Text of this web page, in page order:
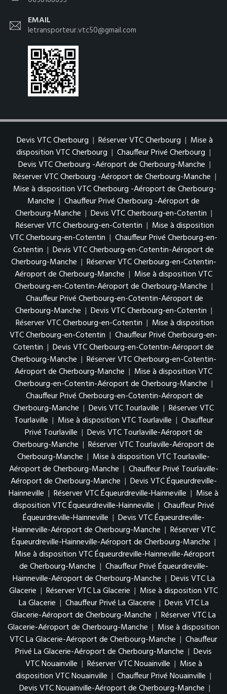
EMAIL
letransporteur.vtc50@gmail.com
Devis VTC Cherbourg | Réserver VTC Cherbourg | Mise à
disposition VTC Cherbourg | Chauffeur Privé Cherbourg |
Devis VTC Cherbourg -Aéroport de Cherbourg-Manche |
Réserver VTC Cherbourg -Aéroport de Cherbourg-Manche |
Mise à disposition VTC Cherbourg -Aéroport de Cherbourg-
Manche | Chauffeur Privé Cherbourg -Aéroport de
Cherbourg-Manche | Devis VTC Cherbourg-en-Cotentin |
Réserver VTC Cherbourg-en-Cotentin | Mise à disposition
VTC Cherbourg-en-Cotentin | Chauffeur Privé Cherbourg-en-
Cotentin | Devis VTC Cherbourg-en-Cotentin-Aéroport de
Cherbourg-Manche | Réserver VTC Cherbourg-en-Cotentin-
Aéroport de Cherbourg-Manche | Mise à disposition VTC
Cherbourg-en-Cotentin-Aéroport de Cherbourg-Manche |
Chauffeur Privé Cherbourg-en-Cotentin-Aéroport de
Cherbourg-Manche | Devis VTC Cherbourg-en-Cotentin |
Réserver VTC Cherbourg-en-Cotentin | Mise à disposition
VTC Cherbourg-en-Cotentin | Chauffeur Privé Cherbourg-en-
Cotentin | Devis VTC Cherbourg-en-Cotentin-Aéroport de
Cherbourg-Manche | Réserver VTC Cherbourg-en-Cotentin-
Aéroport de Cherbourg-Manche | Mise à disposition VTC
Cherbourg-en-Cotentin-Aéroport de Cherbourg-Manche |
Chauffeur Privé Cherbourg-en-Cotentin-Aéroport de
Cherbourg-Manche | Devis VTC Tourlaville | Réserver VTC
Tourlaville | Mise à disposition VTC Tourlaville | Chauffeur
Privé Tourlaville | Devis VTC Tourlaville-Aéroport de
Cherbourg-Manche | Réserver VTC Tourlaville-Aéroport de
Cherbourg-Manche | Mise à disposition VTC Tourlaville-
Aéroport de Cherbourg-Manche | Chauffeur Privé Tourlaville-
Aéroport de Cherbourg-Manche | Devis VTC Équeurdreville-
Hainneville | Réserver VTC Équeurdreville-Hainneville | Mise à
disposition VTC Équeurdreville-Hainneville | Chauffeur Privé
Équeurdreville-Hainneville | Devis VTC Équeurdreville-
Hainneville-Aéroport de Cherbourg-Manche | Réserver VTC
Équeurdreville-Hainneville-Aéroport de Cherbourg-Manche |
Mise à disposition VTC Équeurdreville-Hainneville-Aéroport
de Cherbourg-Manche | Chauffeur Privé Équeurdreville-
Hainneville-Aéroport de Cherbourg-Manche | Devis VTC La
Glacerie | Réserver VTC La Glacerie | Mise à disposition VTC
La Glacerie | Chauffeur Privé La Glacerie | Devis VTC La
Glacerie-Aéroport de Cherbourg-Manche | Réserver VTC La
Glacerie-Aéroport de Cherbourg-Manche | Mise à disposition
VTC La Glacerie-Aéroport de Cherbourg-Manche | Chauffeur
Privé La Glacerie-Aéroport de Cherbourg-Manche | Devis
VTC Nouainville | Réserver VTC Nouainville | Mise à
disposition VTC Nouainville | Chauffeur Privé Nouainville |
Devis VTC Nouainville-Aéroport de Cherbourg-Manche |